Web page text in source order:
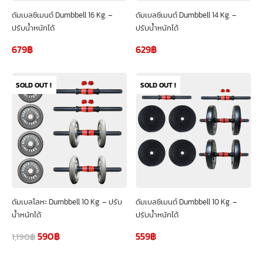
ดัมเบลซีเมนต์ Dumbbell 16 Kg. –
ปรับน้ำหนักได้
679฿
ดัมเบลซีเมนต์ Dumbbell 14 Kg. –
ปรับน้ำหนักได้
629฿
SOLD OUT !
ดัมเบลโลหะ Dumbbell 10 Kg. – ปรับ
น้ำหนักได้
1,190฿590฿
SOLD OUT !
ดัมเบลซีเมนต์ Dumbbell 10 Kg. –
ปรับน้ำหนักได้
559฿